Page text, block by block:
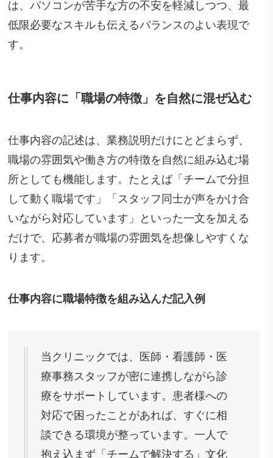
は、パソコンが苦手な方の不安を軽減しつつ、最
低限必要なスキルも伝えるバランスのよい表現で
す。
仕事内容に「職場の特徴」を自然に混ぜ込む
仕事内容の記述は、業務説明だけにとどまらず、
職場の雰囲気や働き方の特徴を自然に組み込む場
所としても機能します。たとえば「チームで分担
して動く職場です」「スタッフ同士が声をかけ合
いながら対応しています」といった一文を加える
だけで、応募者が職場の雰囲気を想像しやすくな
ります。
仕事内容に職場特徴を組み込んだ記入例
当クリニックでは、医師・看護師・医
療事務スタッフが密に連携しながら診
療をサポートしています。患者様への
対応で困ったことがあれば、すぐに相
談できる環境が整っています。一人で
抱え込まず「チームで解決する」文化